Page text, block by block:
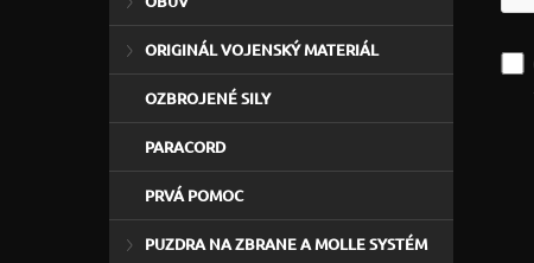
ORIGINÁL VOJENSKÝ MATERIÁL
OZBROJENÉ SILY
PARACORD
PRVÁ POMOC
PUZDRA NA ZBRANE A MOLLE SYSTÉM